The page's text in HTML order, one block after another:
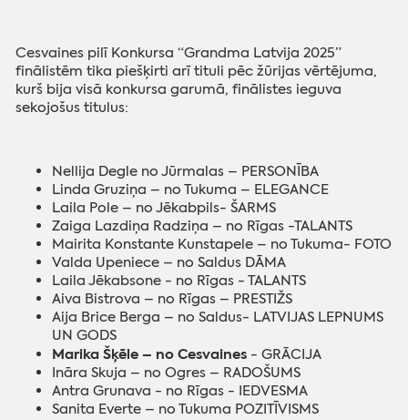
Cesvaines pilī Konkursa “Grandma Latvija 2025”
finālistēm tika piešķirti arī tituli pēc žūrijas vērtējuma,
kurš bija visā konkursa garumā, finālistes ieguva
sekojošus titulus:
Nellija Degle no Jūrmalas – PERSONĪBA
Linda Gruziņa – no Tukuma – ELEGANCE
Laila Pole – no Jēkabpils- ŠARMS
Zaiga Lazdiņa Radziņa – no Rīgas -TALANTS
Mairita Konstante Kunstapele – no Tukuma- FOTO
Valda Upeniece – no Saldus DĀMA
Laila Jēkabsone - no Rīgas - TALANTS
Aiva Bistrova – no Rīgas – PRESTIŽS
Aija Brice Berga – no Saldus- LATVIJAS LEPNUMS
UN GODS
Marika Šķēle – no Cesvaines - GRĀCIJA
Ināra Skuja – no Ogres – RADOŠUMS
Antra Grunava - no Rīgas - IEDVESMA
Sanita Everte – no Tukuma POZITĪVISMS